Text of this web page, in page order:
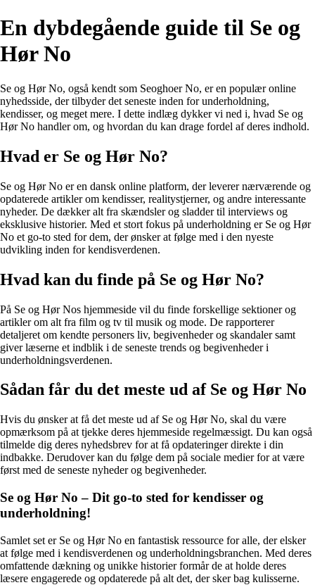
En dybdegående guide til Se og
Hør No
Se og Hør No, også kendt som Seoghoer No, er en populær online
nyhedsside, der tilbyder det seneste inden for underholdning,
kendisser, og meget mere. I dette indlæg dykker vi ned i, hvad Se og
Hør No handler om, og hvordan du kan drage fordel af deres indhold.
Hvad er Se og Hør No?
Se og Hør No er en dansk online platform, der leverer nærværende og
opdaterede artikler om kendisser, realitystjerner, og andre interessante
nyheder. De dækker alt fra skændsler og sladder til interviews og
eksklusive historier. Med et stort fokus på underholdning er Se og Hør
No et go-to sted for dem, der ønsker at følge med i den nyeste
udvikling inden for kendisverdenen.
Hvad kan du finde på Se og Hør No?
På Se og Hør Nos hjemmeside vil du finde forskellige sektioner og
artikler om alt fra film og tv til musik og mode. De rapporterer
detaljeret om kendte personers liv, begivenheder og skandaler samt
giver læserne et indblik i de seneste trends og begivenheder i
underholdningsverdenen.
Sådan får du det meste ud af Se og Hør No
Hvis du ønsker at få det meste ud af Se og Hør No, skal du være
opmærksom på at tjekke deres hjemmeside regelmæssigt. Du kan også
tilmelde dig deres nyhedsbrev for at få opdateringer direkte i din
indbakke. Derudover kan du følge dem på sociale medier for at være
først med de seneste nyheder og begivenheder.
Se og Hør No – Dit go-to sted for kendisser og
underholdning!
Samlet set er Se og Hør No en fantastisk ressource for alle, der elsker
at følge med i kendisverdenen og underholdningsbranchen. Med deres
omfattende dækning og unikke historier formår de at holde deres
læsere engagerede og opdaterede på alt det, der sker bag kulisserne.